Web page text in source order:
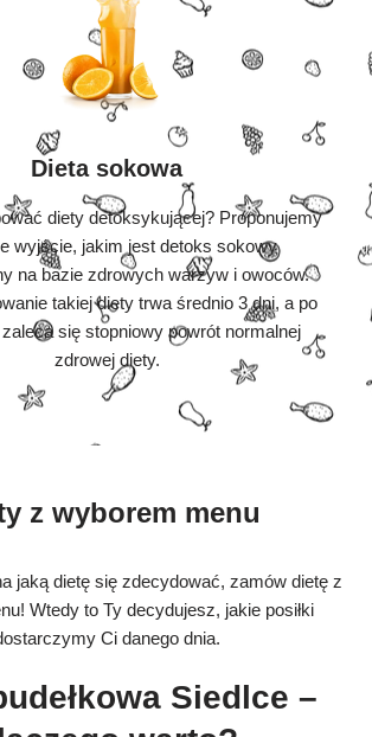
Dieta sokowa
diety detoksykującej? Proponujemy
wyjście, jakim jest detoks sokowy
na bazie zdrowych warzyw i owoców.
takiej diety trwa średnio 3 dni, a po
się stopniowy powrót normalnej
zdrowej diety.
z wyborem menu
jaką dietę się zdecydować, zamów dietę z
Wtedy to Ty decydujesz, jakie posiłki
Ci danego dnia.
Siedlce –